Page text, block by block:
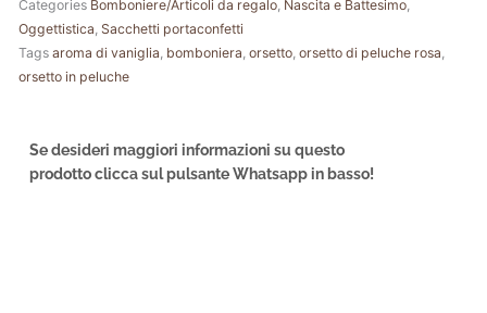
Categories Bomboniere/Articoli da regalo Nascita e Battesimo
Oggettistica Sacchetti portaconfetti
Tags aroma di vaniglia bomboniera orsetto orsetto di peluche rosa
orsetto in peluche
Se desideri maggiori informazioni su questo
prodotto clicca sul pulsante Whatsapp in basso!